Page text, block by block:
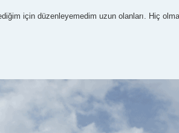
için düzenleyemedim uzun olanları. Hiç